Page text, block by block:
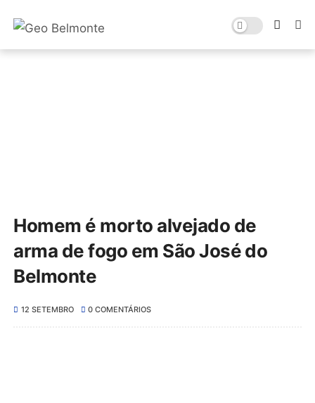
Homem é morto alvejado de
arma de fogo em São José do
Belmonte
12 SETEMBRO 0 COMENTÁRIOS